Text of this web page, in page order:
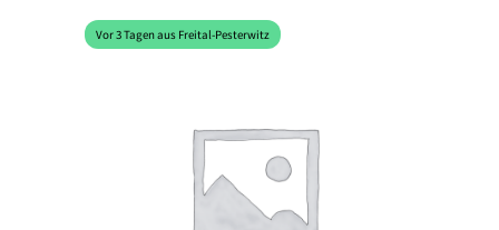
Vor 3 Tagen aus Freital-Pesterwitz